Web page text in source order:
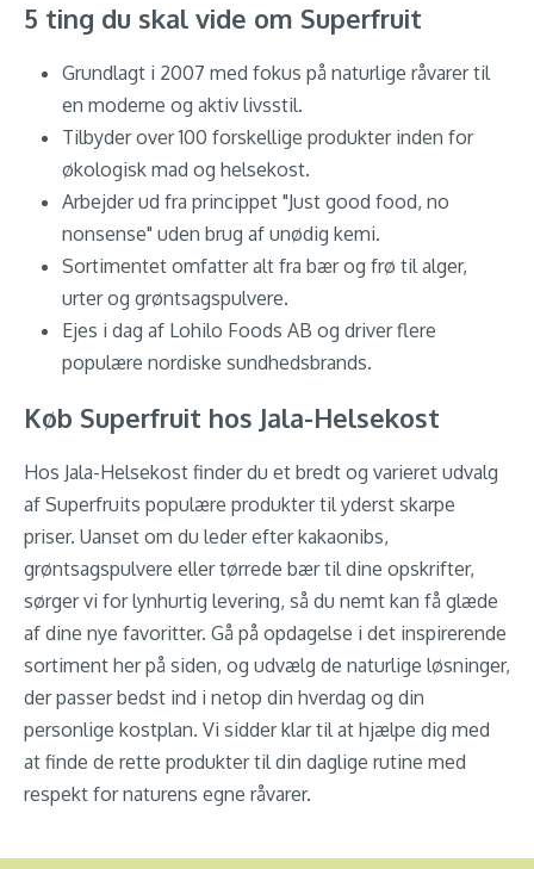
5 ting du skal vide om Superfruit
Grundlagt i 2007 med fokus på naturlige råvarer til
en moderne og aktiv livsstil.
Tilbyder over 100 forskellige produkter inden for
økologisk mad og helsekost.
Arbejder ud fra princippet "Just good food, no
nonsense" uden brug af unødig kemi.
Sortimentet omfatter alt fra bær og frø til alger,
urter og grøntsagspulvere.
Ejes i dag af Lohilo Foods AB og driver flere
populære nordiske sundhedsbrands.
Køb Superfruit hos Jala-Helsekost
Hos Jala-Helsekost finder du et bredt og varieret udvalg
af Superfruits populære produkter til yderst skarpe
priser. Uanset om du leder efter kakaonibs,
grøntsagspulvere eller tørrede bær til dine opskrifter,
sørger vi for lynhurtig levering, så du nemt kan få glæde
af dine nye favoritter. Gå på opdagelse i det inspirerende
sortiment her på siden, og udvælg de naturlige løsninger,
der passer bedst ind i netop din hverdag og din
personlige kostplan. Vi sidder klar til at hjælpe dig med
at finde de rette produkter til din daglige rutine med
respekt for naturens egne råvarer.